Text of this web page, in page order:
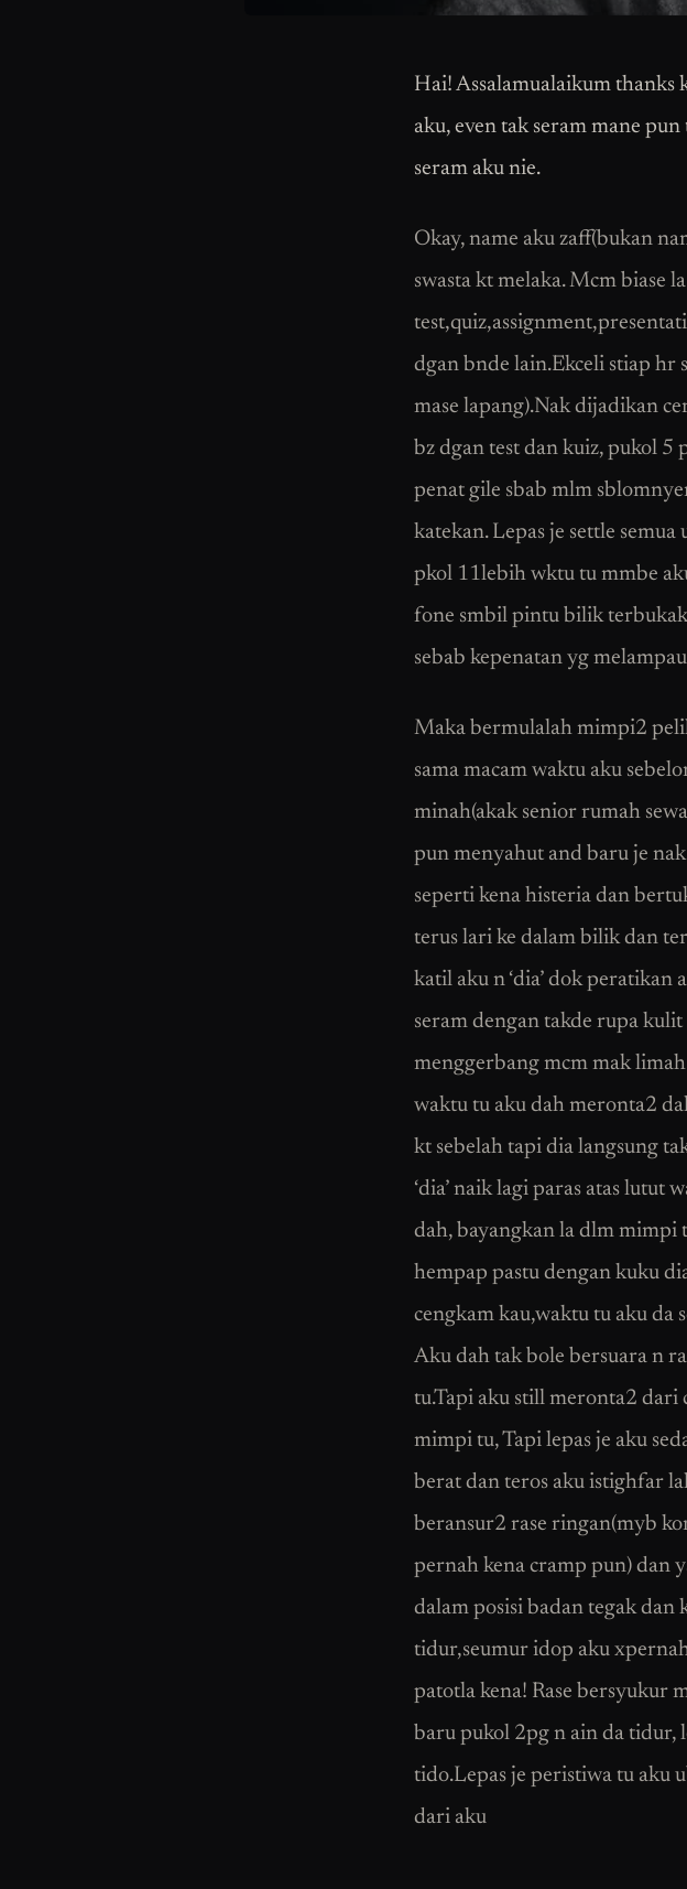
Hai! Assalamualaikum thanks
aku, even tak seram mane
seram aku nie.
Okay, name aku zaff(bukan
swasta kt melaka. Mcm biase
dgan bnde lain.Ekceli stiap hr
mase lapang).Nak dijadikan
bz dgan test dan kuiz, pukol 5
penat gile sbab mlm
katekan. Lepas je settle
pkol 11lebih wktu tu mmbe
fone smbil pintu bilik
sebab kepenatan yg
Maka bermulalah mimpi2
sama macam waktu aku
minah(akak senior rumah
pun menyahut and baru je
seperti kena histeria dan
terus lari ke dalam bilik dan
katil aku n ‘dia’ dok peratikan
seram dengan takde rupa
menggerbang mcm mak
waktu tu aku dah meronta2
kt sebelah tapi dia langsung
‘dia’ naik lagi paras atas lutut
dah, bayangkan la dlm mimpi
hempap pastu dengan kuku
cengkam kau,waktu tu aku da
Aku dah tak bole bersuara n
tu.Tapi aku still meronta2 dari
mimpi tu, Tapi lepas je aku
berat dan teros aku istighfar
beransur2 rase ringan(myb
pernah kena cramp pun) dan
dalam posisi badan tegak dan
tidur,seumur idop aku
patotla kena! Rase bersyukur
baru pukol 2pg n ain da tidur,
tido.Lepas je peristiwa tu aku
dari aku